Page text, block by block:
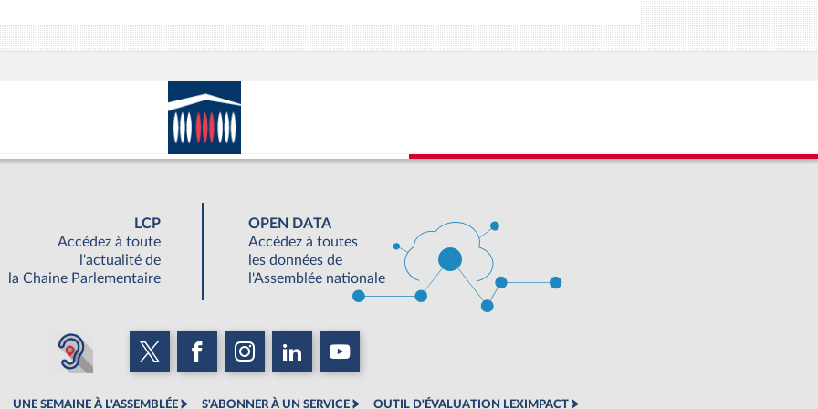
LCP
Accédez à toute
l'actualité de
la Chaine Parlementaire
OPEN DATA
Accédez à toutes
les données de
l'Assemblée nationale
UNE SEMAINE À L'ASSEMBLÉE S'ABONNER À UN SERVICE OUTIL D'ÉVALUATION LEXIMPACT